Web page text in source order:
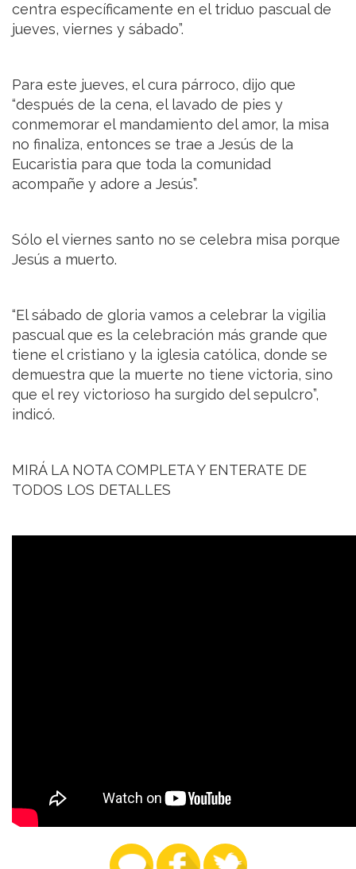
centra específicamente en el triduo pascual de
jueves, viernes y sábado”.
Para este jueves, el cura párroco, dijo que
“después de la cena, el lavado de pies y
conmemorar el mandamiento del amor, la misa
no finaliza, entonces se trae a Jesús de la
Eucaristia para que toda la comunidad
acompañe y adore a Jesús”.
Sólo el viernes santo no se celebra misa porque
Jesús a muerto.
“El sábado de gloria vamos a celebrar la vigilia
pascual que es la celebración más grande que
tiene el cristiano y la iglesia católica, donde se
demuestra que la muerte no tiene victoria, sino
que el rey victorioso ha surgido del sepulcro”,
indicó.
MIRÁ LA NOTA COMPLETA Y ENTERATE DE
TODOS LOS DETALLES